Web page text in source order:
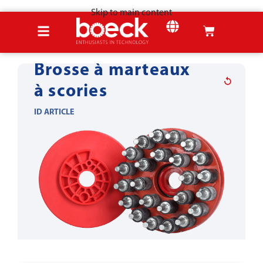
Skip to main content
Brosse à marteaux
à scories
ID ARTICLE